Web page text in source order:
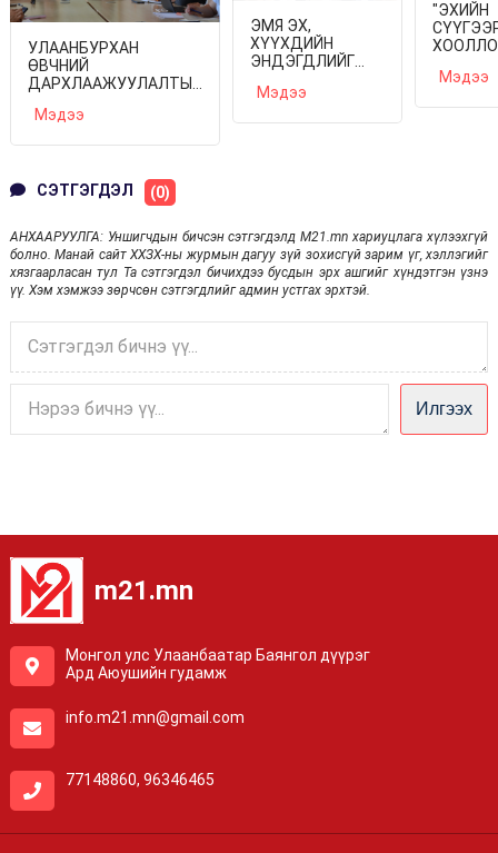
УЛААНБУРХАН
ӨВЧНИЙ
ДАРХЛААЖУУЛАЛТЫН
ТӨЛӨВЛӨГӨӨГ
Мэдээ
ЭМЯ ЭХ,
ХҮҮХДИЙН
ЭНДЭГДЛИЙГ
ЧИГЛЭЛЭЭР
Мэдээ
"ЭХИЙН
Мэдээ
СЭТГЭГДЭЛ (0)
АНХААРУУЛГА: Уншигчдын бичсэн сэтгэгдэлд M21.mn хариуцлага хүлээхгүй
болно. Манай сайт ХХЗХ-ны журмын дагуу зүй зохисгүй зарим үг, хэллэгийг
хязгаарласан тул Та сэтгэгдэл бичихдээ бусдын эрх ашгийг хүндэтгэн үзнэ
үү. Хэм хэмжээ зөрчсөн сэтгэгдлийг админ устгах эрхтэй.
Илгээх
m21.mn
Монгол улс Улаанбаатар Баянгол дүүрэг
Ард Аюушийн гудамж
info.m21.mn@gmail.com
77148860, 96346465